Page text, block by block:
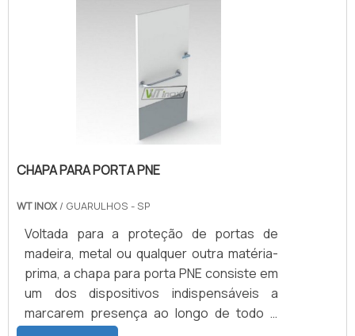
industriais.Por precisarem ser dotadas de
capacidades de limpeza em seus espaços,
as cozinhas industriais normalmente se.
CHAPA PARA PORTA PNE
WT INOX / GUARULHOS - SP
Voltada para a proteção de portas de
madeira, metal ou qualquer outra matéria-
prima, a chapa para porta PNE consiste em
um dos dispositivos indispensáveis a
marcarem presença ao longo de todo e